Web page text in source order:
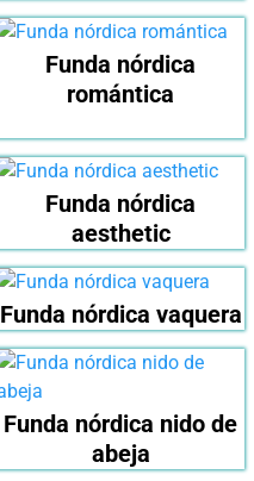
Funda nórdica
romántica
Funda nórdica
aesthetic
Funda nórdica vaquera
Funda nórdica nido de
abeja